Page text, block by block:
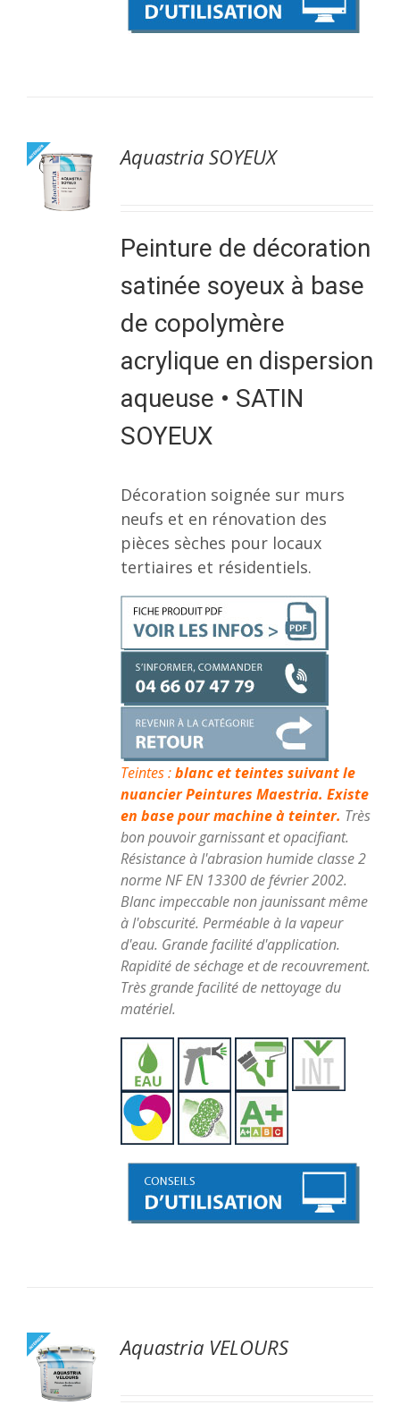
Aquastria SOYEUX
Peinture de décoration
satinée soyeux à base
de copolymère
acrylique en dispersion
aqueuse • SATIN
SOYEUX
Décoration soignée sur murs
neufs et en rénovation des
pièces sèches pour locaux
tertiaires et résidentiels.
Teintes :blanc et teintes suivant le
nuancier Peintures Maestria. Existe
en base pour machine à teinter. Très
bon pouvoir garnissant et opacifiant.
Résistance à l'abrasion humide classe 2
norme NF EN 13300 de février 2002.
Blanc impeccable non jaunissant même
à l'obscurité. Perméable à la vapeur
d'eau. Grande facilité d'application.
Rapidité de séchage et de recouvrement.
Très grande facilité de nettoyage du
matériel.
Aquastria VELOURS